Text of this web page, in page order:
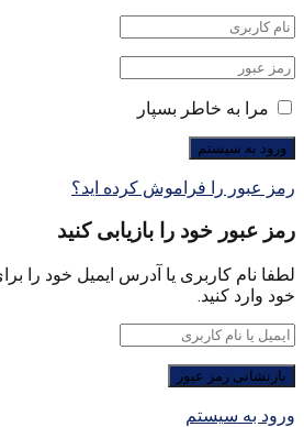
مرا به خاطر بسپار
رمز عبور را فراموش کرده اید؟
رمز عبور خود را بازیابی کنید
لطفا نام کاربری یا آدرس ایمیل خود را
خود وارد کنید.
ورود به سیستم